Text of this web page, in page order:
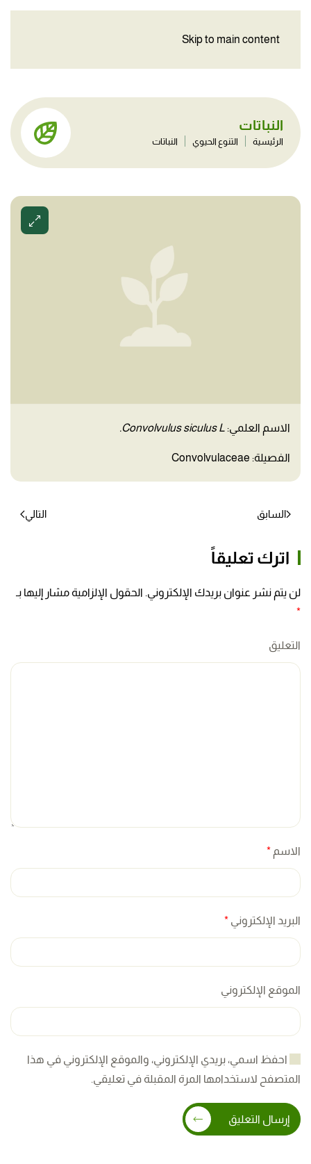
Skip to main content
النباتات
الرئيسية التنوع الحيوي النباتات
الاسم العلمي: Convolvulus siculus L.
الفصيلة: Convolvulaceae
السابق التالي
اترك تعليقاً
لن يتم نشر عنوان بريدك الإلكتروني. الحقول الإلزامية مشار إليها بـ
*
التعليق
الاسم *
البريد الإلكتروني *
الموقع الإلكتروني
احفظ اسمي، بريدي الإلكتروني، والموقع الإلكتروني في هذا
المتصفح لاستخدامها المرة المقبلة في تعليقي.
إرسال التعليق